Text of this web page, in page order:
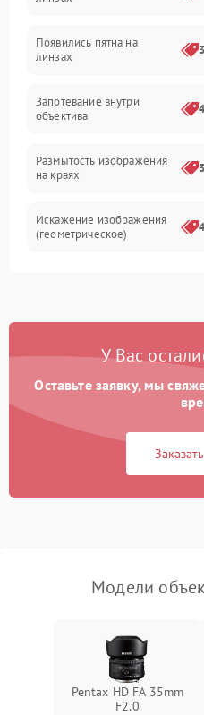
Появились пятна на
линзах
Запотевание внутри
объектива
Размытость изображения
на краях
Искажение изображения
(геометрическое)
при всех фокусных
У Вас
Оставьте заявку, мы
Модели
Pentax HD FA 35mm
F2.0